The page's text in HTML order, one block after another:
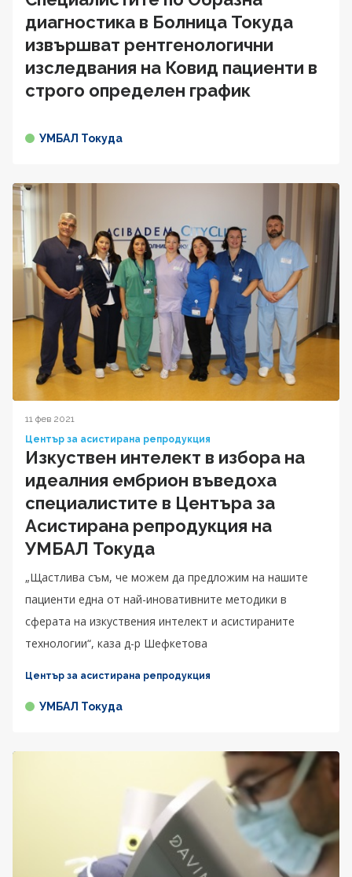
диагностика в Болница Токуда
извършват рентгенологични
изследвания на Ковид пациенти в
строго определен график
УМБАЛ Токуда
11 фев 2021
Център за асистирана репродукция
Изкуствен интелект в избора на
идеалния ембрион въведоха
специалистите в Центъра за
Асистирана репродукция на
УМБАЛ Токуда
„Щастлива съм, че можем да предложим на нашите
пациенти една от най-иновативните методики в
сферата на изкуствения интелект и асистираните
технологии“, каза д-р Шефкетова
Център за асистирана репродукция
УМБАЛ Токуда